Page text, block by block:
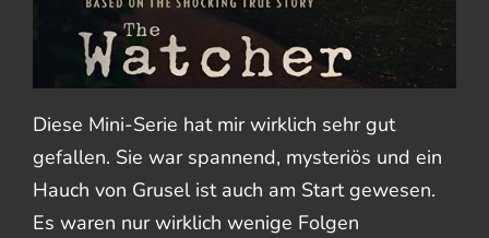
Diese Mini-Serie hat mir wirklich sehr gut
gefallen. Sie war spannend, mysteriös und ein
Hauch von Grusel ist auch am Start gewesen.
Es waren nur wirklich wenige Folgen